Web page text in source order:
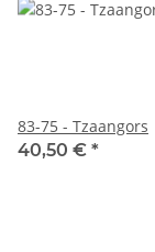
83-75 - Tzaangors
40,50 € *